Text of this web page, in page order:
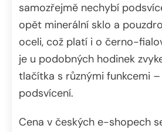
samozřejmě nechybí
opět minerální sklo a
oceli, což platí i o černo-
je u podobných hodinek
tlačítka s různými funkcemi
podsvícení.
Cena v českých e-shopech